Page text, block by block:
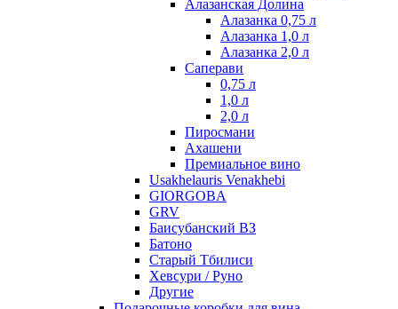
Алазанская Долина
Алазанка 0,75 л
Алазанка 1,0 л
Алазанка 2,0 л
Саперави
0,75 л
1,0 л
2,0 л
Пиросмани
Ахашени
Премиальное вино
Usakhelauris Venakhebi
GIORGOBA
GRV
Баисубанский ВЗ
Батоно
Старый Тбилиси
Хевсури / Руно
Другие